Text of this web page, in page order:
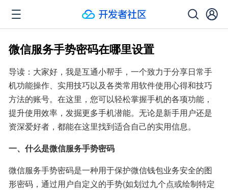
微信服务手势密码在哪里设置
导读：大家好，我是互通小帮手，一个致力于分享日常手
机功能操作、实用技巧以及各类常用软件使用心得和技巧
方法的账号。在这里，您可以轻松掌握手机的各项功能，
提升使用效率，发掘更多手机潜能。无论是新手用户还是
资深爱好者，都能在这里找到适合自己的实用信息。
一、什么是微信服务手势密码
微信服务手势密码是一种用于保护微信钱包业务安全的图
形密码，通过用户自定义的手势(如划过九个点或绘制特定